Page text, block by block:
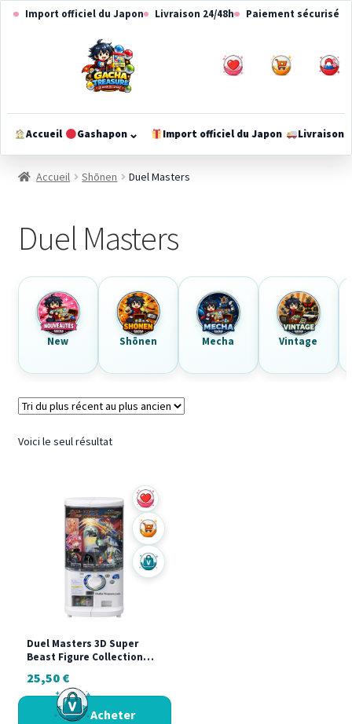
Aller
Aller Import officiel du Japon Livraison 24/48h Paiement sécurisé
Accueil Gashapon
Ouvrir
méga-
⌄ Import officiel du Japon Livraison
Accueil Shōnen Duel Masters
Duel Masters
New Shōnen Mecha Vintage
Voici le seul résultat
Ajouter au panier
Acheter sur Vinted
Duel Masters 3D Super
Beast Figure Collection
Japon
25,50 €
Acheter